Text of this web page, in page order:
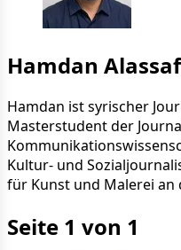
Hamdan Alassaf
Hamdan ist syrischer
Masterstudent der
Kultur- und
für Kunst und Malerei an
Seite 1 von 1